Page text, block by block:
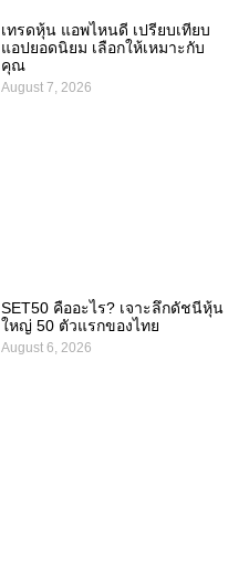
เทรดหุ้น แอพไหนดี เปรียบเทียบ
แอปยอดนิยม เลือกให้เหมาะกับ
คุณ
August 7, 2026
SET50 คืออะไร? เจาะลึกดัชนีหุ้น
ใหญ่ 50 ตัวแรกของไทย
August 6, 2026